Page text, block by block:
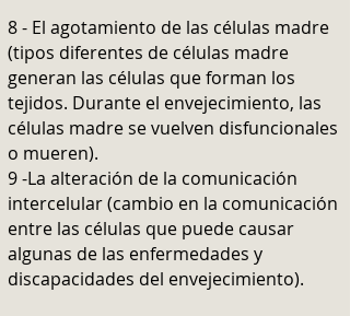
8 - El agotamiento de las células madre
(tipos diferentes de células madre
generan las células que forman los
tejidos. Durante el envejecimiento, las
células madre se vuelven disfuncionales
o mueren).
9 -La alteración de la comunicación
intercelular (cambio en la comunicación
entre las células que puede causar
algunas de las enfermedades y
discapacidades del envejecimiento).